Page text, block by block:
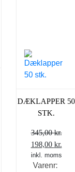
DÆKLAPPER 50
STK.
345,00kr.
Den
oprindelige
pris
198,00 kr.
inkl. moms
Varenr: